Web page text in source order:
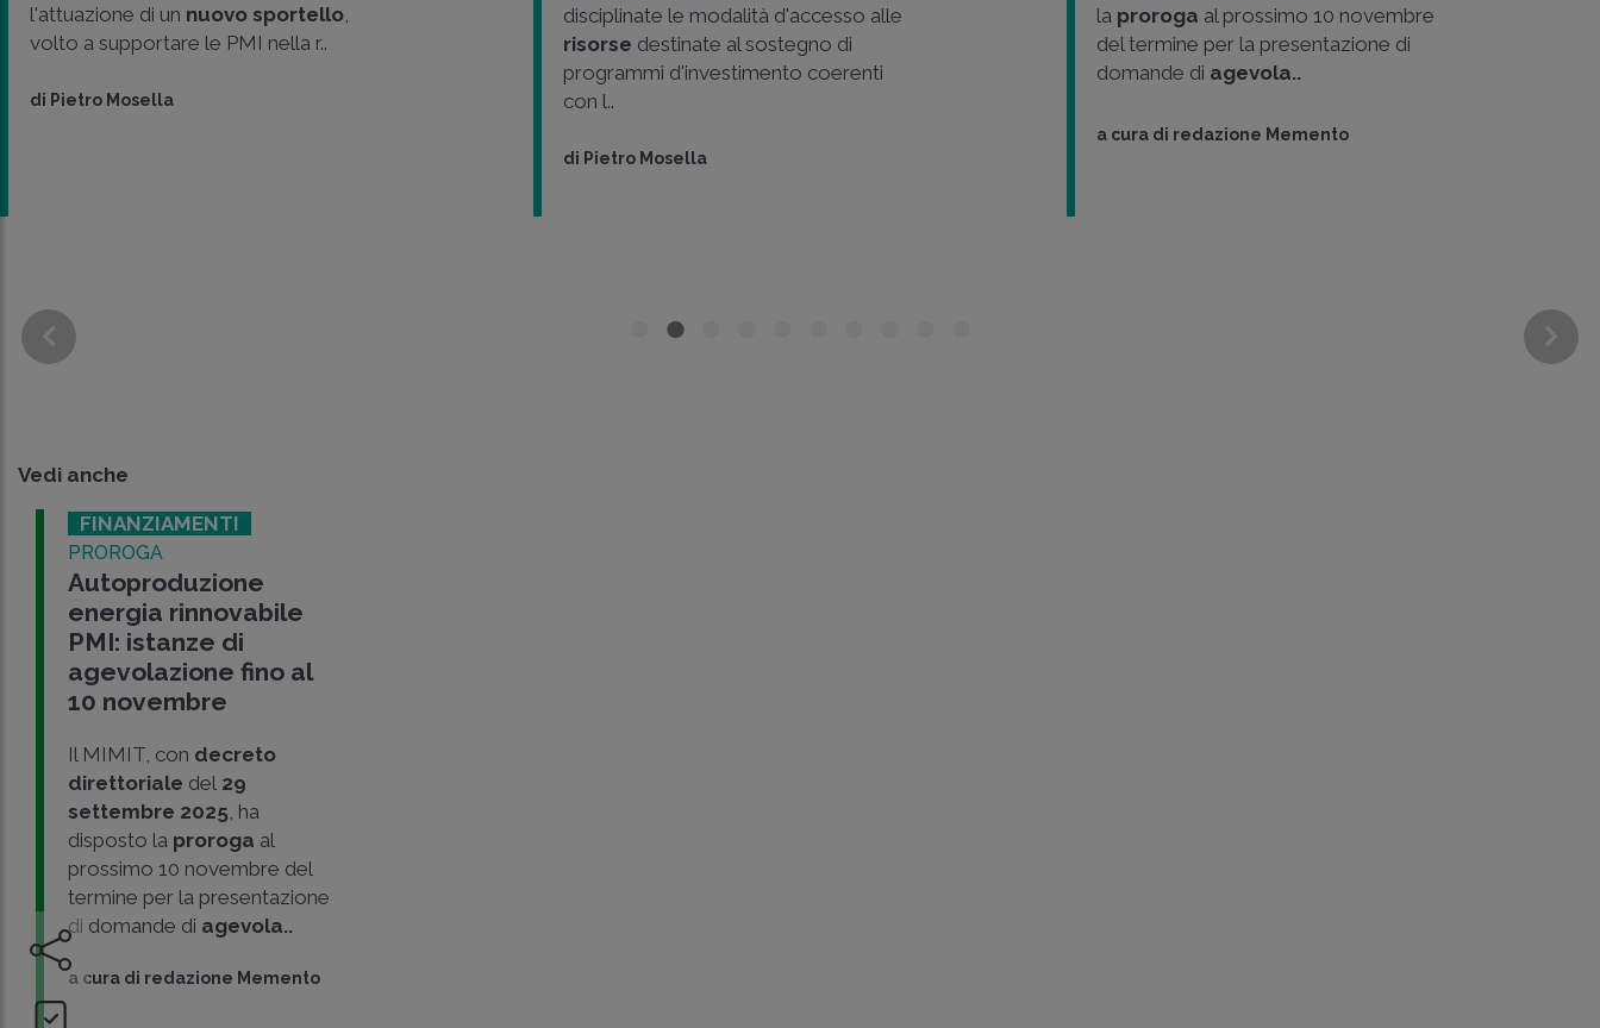
l'attuazione di un nuovo sportello
volto a supportare le PMI nella r..
di Pietro Mosella
disciplinate le modalità d'accesso alle
risorse destinate al sostegno di
programmi d'investimento coerenti
con l..
di Pietro Mosella
la proroga al prossimo 10 novembre
del termine per la presentazione di
domande di agevola..
a cura di redazione Memento
Vedi anche
FINANZIAMENTI
PROROGA
Autoproduzione
energia rinnovabile
PMI: istanze di
agevolazione fino al
10 novembre
Il MIMIT, con decreto
direttoriale del 29
settembre 2025 , ha
disposto la proroga al
prossimo 10 novembre del
termine per la presentazione
di domande di agevola..
a cura di redazione Memento